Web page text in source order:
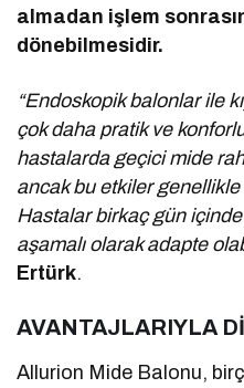
almadan işlem
dönebilmesidir.
“Endoskopik balonlar ile
çok daha pratik ve
hastalarda geçici mide
ancak bu etkiler genellikle
Hastalar birkaç gün
aşamalı olarak adapte
Ertürk.
AVANTAJLARIYLA
Allurion Mide Balonu,